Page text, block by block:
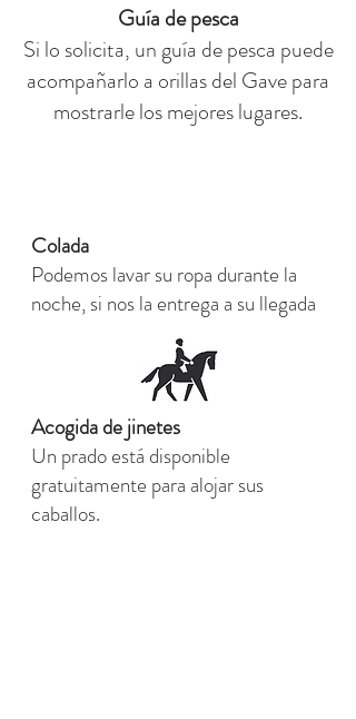
Guía de pesca
Si lo solicita, un guía de pesca puede
acompañarlo a orillas del Gave para
mostrarle los mejores lugares.
Colada
Podemos lavar su ropa durante la
noche, si nos la entrega a su llegada
Acogida de jinetes
Un prado está disponible
gratuitamente para alojar sus
caballos.